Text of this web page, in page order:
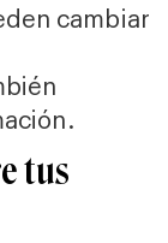
cambiar
tus